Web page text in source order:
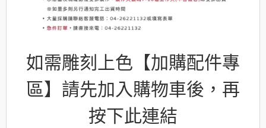
如需雕刻上色【加購配件專
區】請先加入購物車後，再
按下此連結